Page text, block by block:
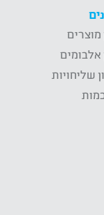
מוצרים
אלבומים
שליחויות